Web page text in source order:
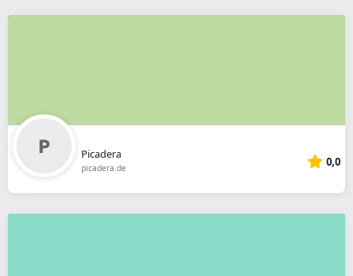
Picadera
picadera.de 0,0